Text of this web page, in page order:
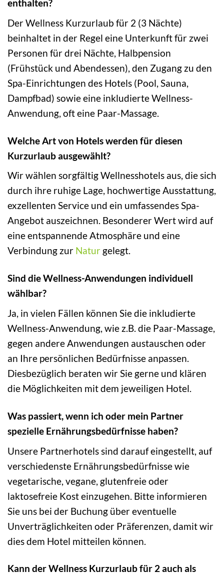
enthalten?
Der Wellness Kurzurlaub für 2 (3 Nächte)
beinhaltet in der Regel eine Unterkunft für zwei
Personen für drei Nächte, Halbpension
(Frühstück und Abendessen), den Zugang zu den
Spa-Einrichtungen des Hotels (Pool, Sauna,
Dampfbad) sowie eine inkludierte Wellness-
Anwendung, oft eine Paar-Massage.
Welche Art von Hotels werden für diesen
Kurzurlaub ausgewählt?
Wir wählen sorgfältig Wellnesshotels aus, die sich
durch ihre ruhige Lage, hochwertige Ausstattung,
exzellenten Service und ein umfassendes Spa-
Angebot auszeichnen. Besonderer Wert wird auf
eine entspannende Atmosphäre und eine
Verbindung zur Natur gelegt.
Sind die Wellness-Anwendungen individuell
wählbar?
Ja, in vielen Fällen können Sie die inkludierte
Wellness-Anwendung, wie z.B. die Paar-Massage,
gegen andere Anwendungen austauschen oder
an Ihre persönlichen Bedürfnisse anpassen.
Diesbezüglich beraten wir Sie gerne und klären
die Möglichkeiten mit dem jeweiligen Hotel.
Was passiert, wenn ich oder mein Partner
spezielle Ernährungsbedürfnisse haben?
Unsere Partnerhotels sind darauf eingestellt, auf
verschiedenste Ernährungsbedürfnisse wie
vegetarische, vegane, glutenfreie oder
laktosefreie Kost einzugehen. Bitte informieren
Sie uns bei der Buchung über eventuelle
Unverträglichkeiten oder Präferenzen, damit wir
dies dem Hotel mitteilen können.
Kann der Wellness Kurzurlaub für 2 auch als